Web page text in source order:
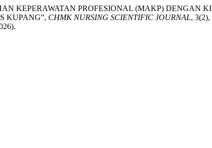
KEPERAWATAN PROFESIONAL (MAKP) DENGAN
KUPANG”, CHMK NURSING SCIENTIFIC JOURNAL, 3(2),